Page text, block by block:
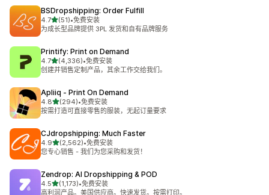
BSDropshipping: Order Fulfill
4.7星（满分 5 星）
(51)
总共 51 条评论
•免费安装
为成长型品牌提供 3PL 发货和自有品牌服务
Printify: Print on Demand
4.7星（满分 5 星）
(4,336)
总共 4336 条评论
•免费安装
创建并销售定制产品，其余工作交给我们。
Apliiq ‑ Print On Demand
4.8星（满分 5 星）
(294)
总共 294 条评论
•免费安装
按需打造可直接零售的服装，无起订量要求
CJdropshipping: Much Faster
4.9星（满分 5 星）
(2,562)
总共 2562 条评论
•免费安装
您专心销售 - 我们为您采购和发货！
Zendrop: AI Dropshipping & POD
4.5星（满分 5 星）
(1,173)
总共 1173 条评论
•免费安装
高利润产品。美国供应商。快速发货。按需打印。